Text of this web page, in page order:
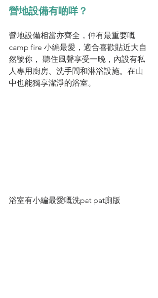
營地設備有啲咩？
營地設備相當亦齊全，仲有最重要嘅
camp fire 小編最愛，適合喜歡貼近大自
然號你， 聽住風聲享受一晚，內設有私
人專用廚房、洗手間和淋浴設施。在山
中也能獨享潔淨的浴室。
浴室有小編最愛嘅洗pat pat廁版